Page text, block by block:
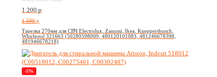
1 200 p
1 500 p
Тарелка 270мм для СВЧ Electrolux, Zanussi, Ikea, Kueppersbusch,
Whirlpool 321663 (50280598009, 480120101083, 481246678398,
481946678218)
-5%